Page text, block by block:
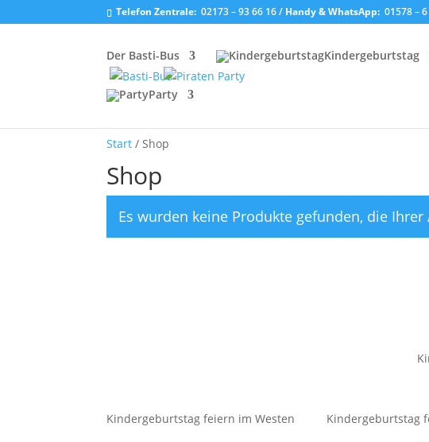
Telefon Zentrale: 02173 – 93 66 16 / Handy & WhatsApp: 01578 –
Der Basti-Bus Kindergeburtstag
Party
Start / Shop
Shop
Es wurden keine Produkte gefunden, die
Kindergeburtstag feiern im Westen Kindergeburtstag